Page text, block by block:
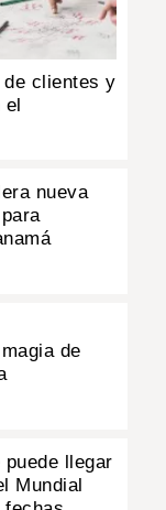
clientes y
el
nueva
de
puede llegar
Mundial